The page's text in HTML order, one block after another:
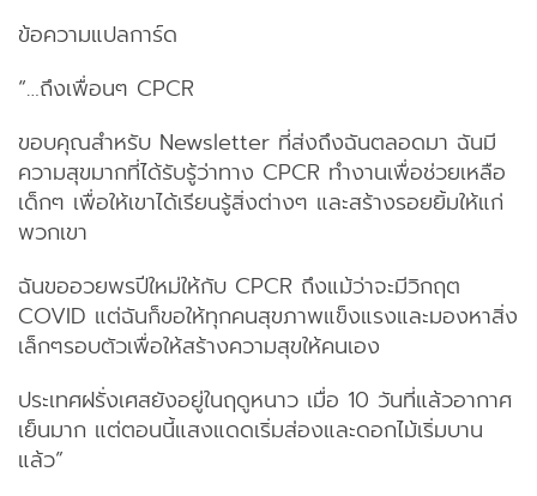
ข้อความแปลการ์ด
“…ถึงเพื่อนๆ CPCR
ขอบคุณสำหรับ Newsletter ที่ส่งถึงฉันตลอดมา ฉันมี
ความสุขมากที่ได้รับรู้ว่าทาง CPCR ทำงานเพื่อช่วยเหลือ
เด็กๆ เพื่อให้เขาได้เรียนรู้สิ่งต่างๆ และสร้างรอยยิ้มให้แก่
พวกเขา
ฉันขออวยพรปีใหม่ให้กับ CPCR ถึงแม้ว่าจะมีวิกฤต
COVID แต่ฉันก็ขอให้ทุกคนสุขภาพแข็งแรงและมองหาสิ่ง
เล็กๆรอบตัวเพื่อให้สร้างความสุขให้คนเอง
ประเทศฝรั่งเศสยังอยู่ในฤดูหนาว เมื่อ 10 วันที่แล้วอากาศ
เย็นมาก แต่ตอนนี้แสงแดดเริ่มส่องและดอกไม้เริ่มบาน
แล้ว”